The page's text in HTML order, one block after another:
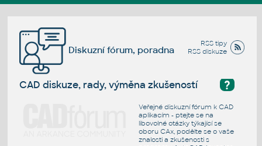
RSS tipy
RSS diskuze
Diskuzní fórum, poradna
?
CAD diskuze, rady, výměna zkušeností
Veřejné diskuzní fórum k CAD
aplikacím - ptejte se na
libovolné otázky týkající se
oboru CAx, podělte se o vaše
znalosti a zkušenosti s